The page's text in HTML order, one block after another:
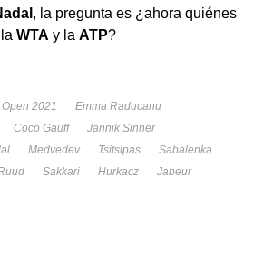
, la pregunta es ¿ahora quiénes
WTA y la ATP?
Open 2021
Emma Raducanu
Coco Gauff
Jannik Sinner
Medvedev Tsitsipas
Sabalenka
Sakkari Hurkacz
Jabeur